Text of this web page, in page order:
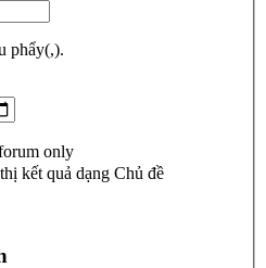
phẩy(,).
only
kết quả dạng Chủ đề